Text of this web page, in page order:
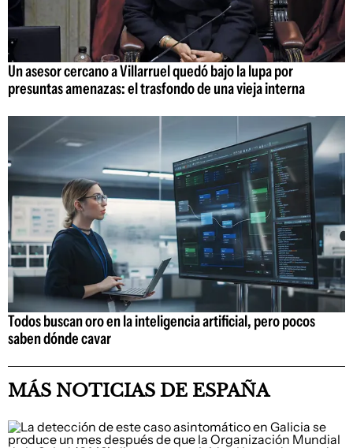
Un asesor cercano a Villarruel quedó bajo la lupa por
presuntas amenazas: el trasfondo de una vieja interna
Todos buscan oro en la inteligencia artificial, pero pocos
saben dónde cavar
MÁS NOTICIAS DE ESPAÑA